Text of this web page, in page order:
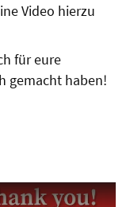
Video hierzu
für eure
gemacht haben!